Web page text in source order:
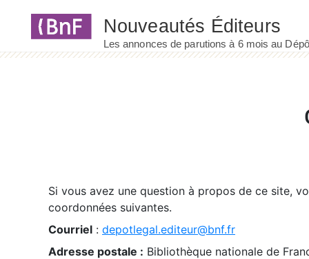
Si vous avez une question à propos de ce site,
coordonnées suivantes.
Courriel : depotlegal.editeur@bnf.fr
Adresse postale : Bibliothèque nationale de